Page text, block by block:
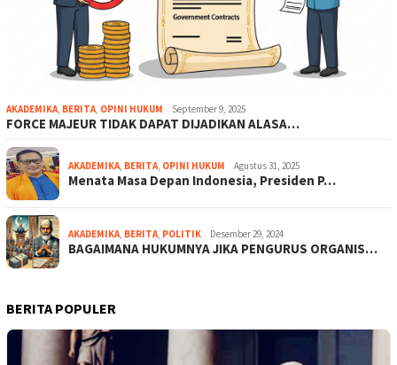
AKADEMIKA, BERITA, OPINI HUKUM September 9, 2025
FORCE MAJEUR TIDAK DAPAT DIJADIKAN ALASA…
AKADEMIKA, BERITA, OPINI HUKUM Agustus 31, 2025
Menata Masa Depan Indonesia, Presiden P…
AKADEMIKA, BERITA, POLITIK Desember 29, 2024
BAGAIMANA HUKUMNYA JIKA PENGURUS ORGANIS…
BERITA POPULER